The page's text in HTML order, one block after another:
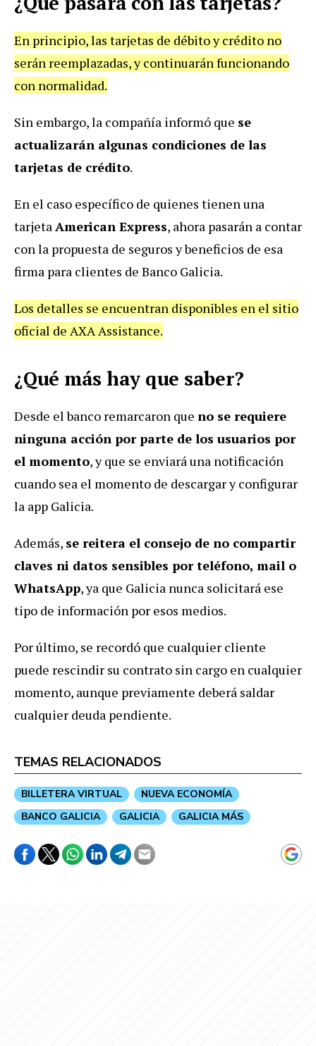
En principio, las tarjetas de débito y crédito no
serán reemplazadas, y continuarán funcionando
con normalidad.
Sin embargo, la compañía informó que se
actualizarán algunas condiciones de las
tarjetas de crédito.
En el caso específico de quienes tienen una
tarjetaAmerican Express, ahora pasarán a contar
con la propuesta de seguros y beneficios de esa
firma para clientes de Banco Galicia.
Los detalles se encuentran disponibles en el sitio
oficial de AXA Assistance.
¿Qué más hay que saber?
Desde el banco remarcaron que no se requiere
ninguna acción por parte de los usuarios por
el momento, y que se enviará una notificación
cuando sea el momento de descargar y configurar
la app Galicia.
Además, se reitera el consejo de no compartir
claves ni datos sensibles por teléfono, mail o
WhatsApp, ya que Galicia nunca solicitará ese
tipo de información por esos medios.
Por último, se recordó que cualquier cliente
puede rescindir su contrato sin cargo en cualquier
momento, aunque previamente deberá saldar
cualquier deuda pendiente.
TEMAS RELACIONADOS
BILLETERA VIRTUAL
NUEVA ECONOMÍA
BANCO GALICIA
GALICIA GALICIA MÁS